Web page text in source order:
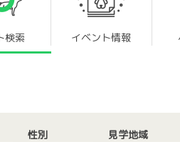
検索 イベント情報
性別
見学地域